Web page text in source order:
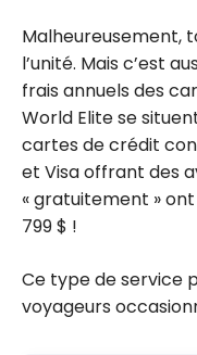
Malheureusement,
l’unité. Mais c’est
frais annuels des
World Elite se
cartes de crédit
et Visa offrant des
« gratuitement »
799 $ !
Ce type de service
voyageurs